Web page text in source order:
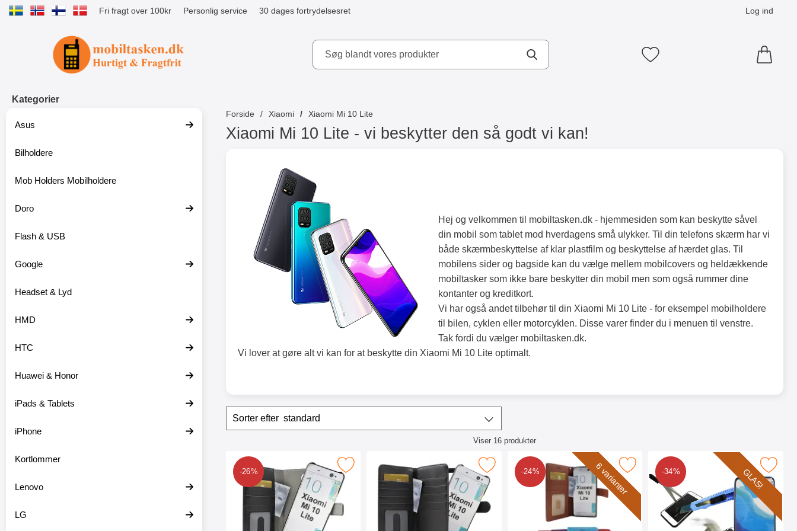
Fri fragt over 100kr Personlig service 30 dages fortrydelsesret Log ind
Startside for Tibro Billiga Mobilskydd AB Mine favoritter
Kategorier
Asus
Bilholdere
Mob Holders Mobilholdere
Doro
Flash & USB
Google
Headset & Lyd
HMD
HTC
Huawei & Honor
iPads & Tablets
iPhone
Kortlommer
Lenovo
LG
Forside Xiaomi Xiaomi Mi 10 Lite
Xiaomi Mi 10 Lite - vi beskytter den så godt vi kan!
Hej og velkommen til mobiltasken.dk - hjemmesiden som kan beskytte såvel
din mobil som tablet mod hverdagens små ulykker. Til din telefons skærm har vi
både skærmbeskyttelse af klar plastfilm og beskyttelse af hærdet glas. Til
mobilens sider og bagside kan du vælge mellem mobilcovers og heldækkende
mobiltasker som ikke bare beskytter din mobil men som også rummer dine
kontanter og kreditkort.
Vi har også andet tilbehør til din Xiaomi Mi 10 Lite - for eksempel mobilholdere
til bilen, cyklen eller motorcyklen. Disse varer finder du i menuen til venstre.
Tak fordi du vælger mobiltasken.dk.
Vi lover at gøre alt vi kan for at beskytte din Xiaomi Mi 10 Lite optimalt.
r
Sorter standard
Viser 16 produkter
produktliste
-26%
Marker skimblocker Magnet Wallet Xiaomi Mi 10 Lite som favoritMarker skimblocker XL Magnet Wallet Xiaomi Mi 10 Lite som favorit
6 varianter
-24%
Marker new Standcase Wallet Xiaomi Mi 10 Lite som favorit
GLAS!
-34%
Marker glasbeskyttelse Xiaomi